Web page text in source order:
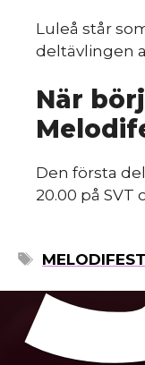
Luleå står
deltävlingen
När
Den första
20.00 på SVT
ETIKETTER